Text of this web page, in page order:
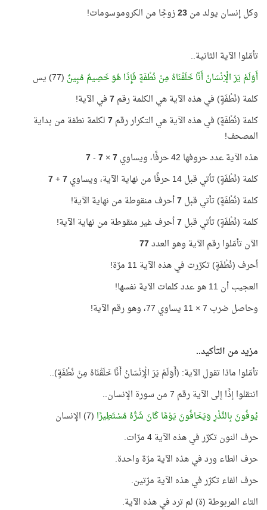
وكل إنسان يولد من23زوجًا من الكروموسومات!
تأمّلوا الآية الثانية..
أَوَلَمْ يَرَ الْإِنْسَانُ أَنَّا خَلَقْنَاهُ مِنْ نُطْفَةٍ فَإِذَا هُوَ خَصِيمٌ مُبِينٌ (77) يس
كلمة (نُطْفَةٍ) في هذه الآية هي الكلمة رقم7في الآية!
كلمة (نُطْفَةٍ) في هذه الآية هي التكرار رقم7لكلمة نطفة من بداية
المصحف!
هذه الآية عدد حروفها 42 حرفًا، ويساوي
7
×
7
-
7
كلمة (نُطْفَةٍ) تأتي قبل 14 حرفًا من نهاية الآية، ويساوي
7
+
7
كلمة (نُطْفَةٍ) تأتي قبل7أحرف منقوطة من نهاية الآية!
كلمة (نُطْفَةٍ) تأتي قبل7أحرف غير منقوطة من نهاية الآية!
الآن تأمّلوا رقم الآية وهو العدد77
أحرف (نُطْفَةٍ) تكرّرت في هذه الآية 11 مرّة!
العجيب أن 11 هو عدد كلمات الآية نفسها!
وحاصل ضرب 7 × 11 يساوي 77، وهو رقم الآية!
مزيد من التأكيد..
تأمّلوا ماذا تقول الآية: (أَوَلَمْ يَرَ الْإِنْسَانُ أَنَّا خَلَقْنَاهُ مِنْ نُطْفَةٍ)..
انتقلوا إذًا إلى الآية رقم 7 من سورة الإنسان..
يُوفُونَ بِالنَّذْرِ وَيَخَافُونَ يَوْمًا كَانَ شَرُّهُ مُسْتَطِيرًا (7) الإنسان
حرف النون تكرّر في هذه الآية 4 مرّات.
حرف الطاء ورد في هذه الآية مرّة واحدة.
حرف الفاء تكرّر في هذه الآية مرّتين.
التاء المربوطة (ة) لم ترد في هذه الآية.